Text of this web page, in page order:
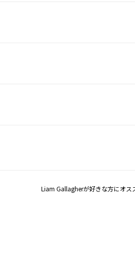
Liam Gallagherが好きな方にオス